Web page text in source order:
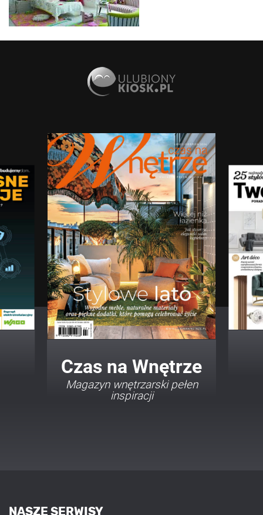
Twój Dom Twój Styl
Porady i inspiracje w
najmodniejszych stylach
NASZE SERWISY